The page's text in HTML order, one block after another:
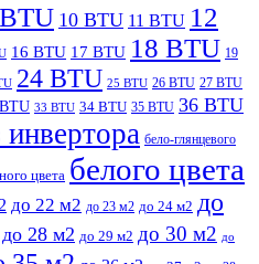
10 BTU 11 BTU 12
16 BTU 17 BTU 18 BTU 19
24 BTU 25 BTU 26 BTU 27 BTU
33 BTU 34 BTU 35 BTU 36 BTU
инвертора бело-глянцевого
цвета белого цвета
до 22 м2 до 23 м2 до 24 м2 до
до 28 м2 до 29 м2 до 30 м2 до